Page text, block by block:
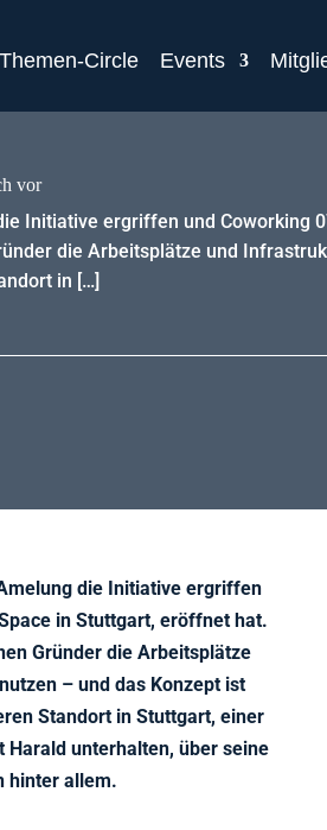
Themen-Circle Events
vor
Initiative ergriffen und Coworking
die Arbeitsplätze und
in […]
die Initiative ergriffen
in Stuttgart, eröffnet hat.
Gründer die Arbeitsplätze
– und das Konzept ist
Standort in Stuttgart, einer
Harald unterhalten, über seine
hinter allem.